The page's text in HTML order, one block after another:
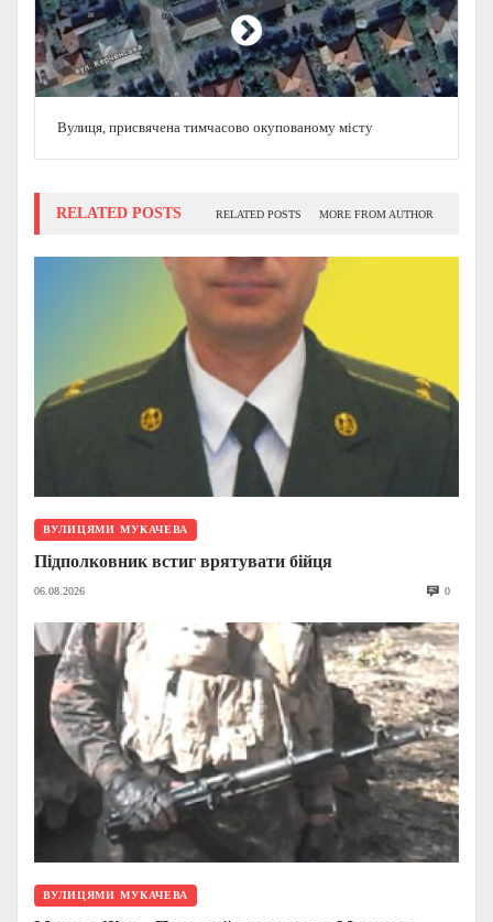
Вулиця, присвячена тимчасово окупованому місту
RELATED POSTS RELATED POSTS MORE FROM AUTHOR
ВУЛИЦЯМИ МУКАЧЕВА
Підполковник встиг врятувати бійця
06.08.2026 0
ВУЛИЦЯМИ МУКАЧЕВА